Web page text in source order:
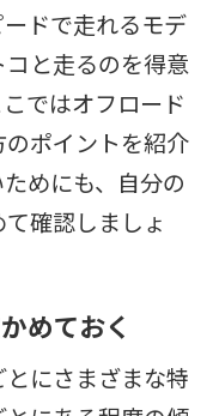
ドで走れるモデ
と走るのを得意
ではオフロード
ポイントを紹介
めにも、自分の
確認しましょ
めておく
にさまざまな特